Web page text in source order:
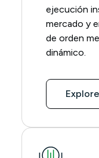
ejecución
mercado y
de orden
dinámico.
Explore